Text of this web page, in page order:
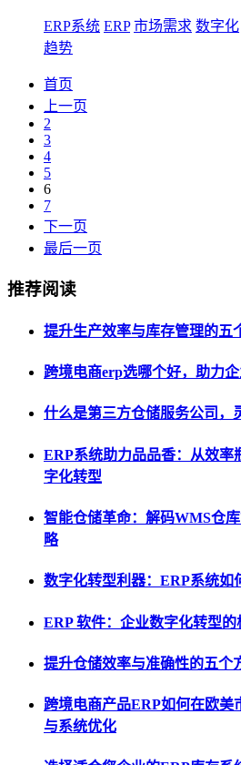
ERP系统 ERP 市场需求 数字化
趋势
首页
上一页
2
3
4
5
6
7
下一页
最后一页
推荐阅读
提升生产效率与库存管理的五
跨境电商erp选哪个好，助力
什么是第三方仓储服务公司，
ERP系统助力品品香：从效率
字化转型
智能仓储革命：解码WMS仓
略
数字化转型利器：ERP系统如
ERP 软件：企业数字化转型的
提升仓储效率与准确性的五个
跨境电商产品ERP如何在欧美
与系统优化